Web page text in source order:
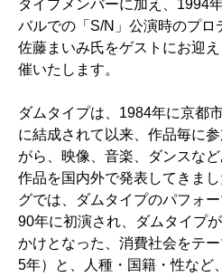
タイプメンバーに加え、1994
バルでの「S/N」公演時のプロ
佐藤まいみ氏をゲストにお迎
催いたします。
ダムタイプは、1984年に京都
に結成されて以来、作品毎に
がら、映像、音楽、ダンスな
作品を国内外で発表してきま
グでは、ダムタイプのパフォ
90年に初演され、ダムタイプ
かけとなった、消費社会をテ
5年）と、人種・国籍・性など